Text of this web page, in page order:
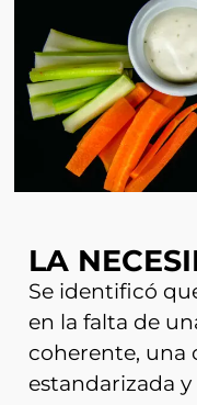
LA
Se identificó
en la falta de
coherente, una
estandarizada